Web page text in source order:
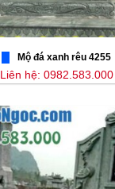
Mộ đá xanh rêu 4255
Liên hệ: 0982.583.000